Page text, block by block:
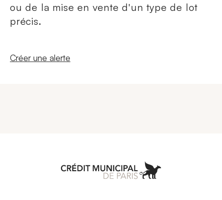
ou de la mise en vente d'un type de lot
précis.
Nouvelle fenêtre
Créer une alerte